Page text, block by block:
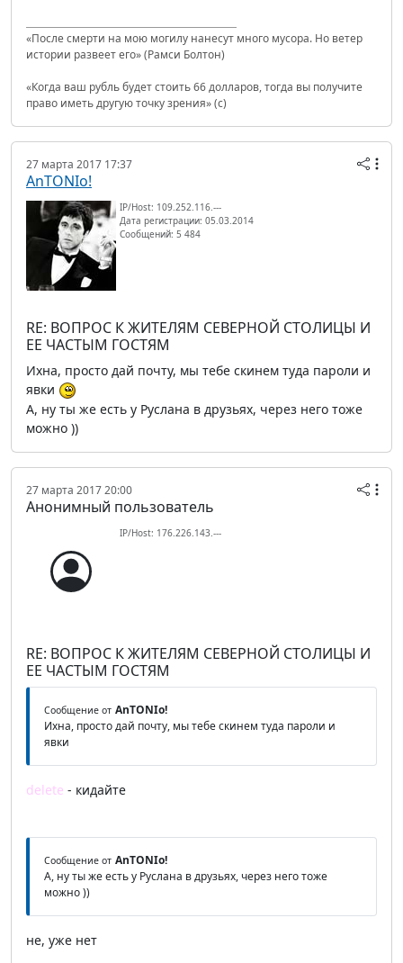
«После смерти на мою могилу нанесут много мусора. Но ветер
истории развеет его» (Рамси Болтон)
«Когда ваш рубль будет стоить 66 долларов, тогда вы получите
право иметь другую точку зрения» (с)
27 марта 2017 17:37
AnTONIo!
IP/Host: 109.252.116.---
Дата регистрации: 05.03.2014
Сообщений: 5 484
RE: ВОПРОС К ЖИТЕЛЯМ СЕВЕРНОЙ СТОЛИЦЫ И
ЕЕ ЧАСТЫМ ГОСТЯМ
Ихна, просто дай почту, мы тебе скинем туда пароли и
явки
А, ну ты же есть у Руслана в друзьях, через него тоже
можно ))
27 марта 2017 20:00
Анонимный пользователь
IP/Host: 176.226.143.---
RE: ВОПРОС К ЖИТЕЛЯМ СЕВЕРНОЙ СТОЛИЦЫ И
ЕЕ ЧАСТЫМ ГОСТЯМ
Сообщение от AnTONIo!
Ихна, просто дай почту, мы тебе скинем туда пароли и
явки
delete - кидайте
Сообщение от AnTONIo!
А, ну ты же есть у Руслана в друзьях, через него тоже
можно ))
не, уже нет